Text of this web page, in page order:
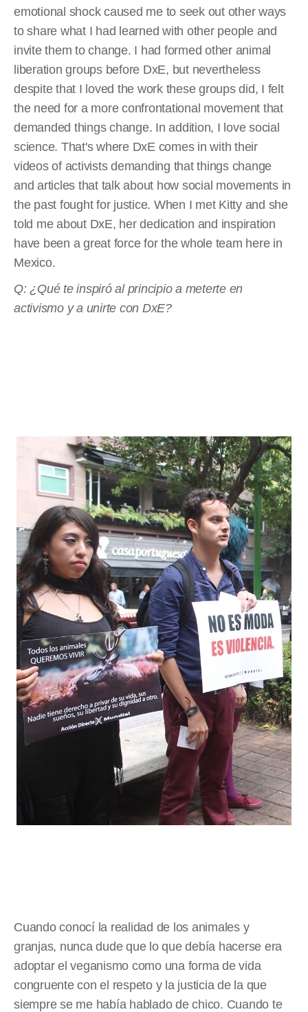
emotional shock caused me to seek out other ways
to share what I had learned with other people and
invite them to change. I had formed other animal
liberation groups before DxE, but nevertheless
despite that I loved the work these groups did, I felt
the need for a more confrontational movement that
demanded things change. In addition, I love social
science. That's where DxE comes in with their
videos of activists demanding that things change
and articles that talk about how social movements in
the past fought for justice. When I met Kitty and she
told me about DxE, her dedication and inspiration
have been a great force for the whole team here in
Mexico.
Q: ¿Qué te inspiró al principio a meterte en
activismo y a unirte con DxE?
Cuando conocí la realidad de los animales y
granjas, nunca dude que lo que debía hacerse era
adoptar el veganismo como una forma de vida
congruente con el respeto y la justicia de la que
siempre se me había hablado de chico. Cuando te